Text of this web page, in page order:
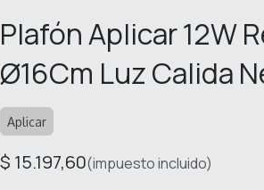
Plafón Aplicar 12W
Ø16Cm Luz Calida
Aplicar
$ 15.197,60(impuesto incluido)